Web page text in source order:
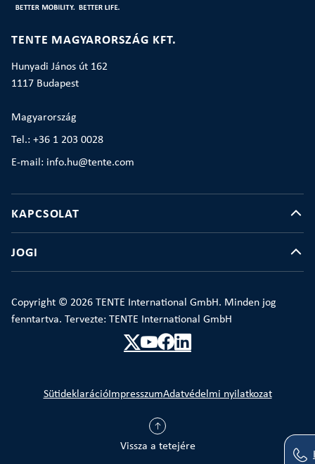
TENTE MAGYARORSZÁG KFT.
Hunyadi János út 162
1117 Budapest
Magyarország
Tel.: +36 1 203 0028
E-mail: info.hu@tente.com
KAPCSOLAT
JOGI
Copyright © 2026 TENTE International GmbH. Minden jog
fenntartva. Tervezte: TENTE International GmbH
Vissza a tetejére
SütideklarációImpresszumAdatvédelmi nyilatkozat